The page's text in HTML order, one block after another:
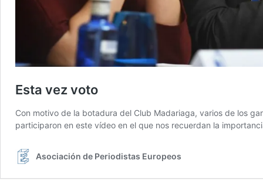
Esta vez voto
Con motivo de la botadura del Club Madariaga, varios de los
participaron en este vídeo en el que nos recuerdan la
Asociación de Periodistas Europeos